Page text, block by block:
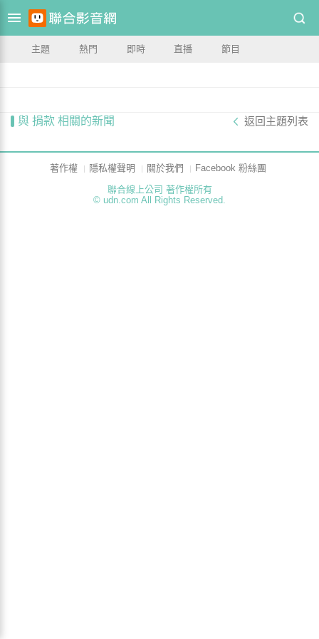
主題 熱門 即時 直播 節目
與 捐款 相關的新聞 返回主題列表
著作權 隱私權聲明 關於我們
Facebook 粉絲團
聯合線上公司 著作權所有
© udn.com All Rights Reserved.